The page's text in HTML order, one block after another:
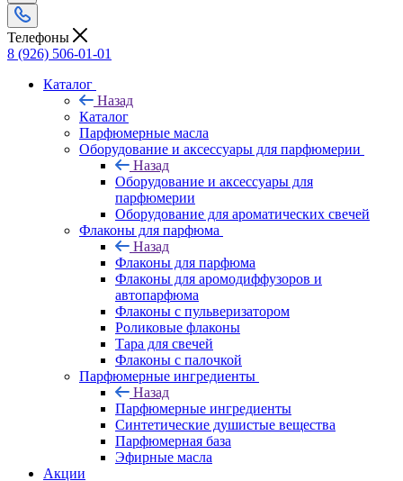
Телефоны
8 (926) 506-01-01
Каталог
Назад
Каталог
Парфюмерные масла
Оборудование и аксессуары для парфюмерии
Назад
Оборудование и аксессуары для
парфюмерии
Оборудование для ароматических свечей
Флаконы для парфюма
Назад
Флаконы для парфюма
Флаконы для аромодиффузоров и
автопарфюма
Флаконы с пульверизатором
Роликовые флаконы
Тара для свечей
Флаконы с палочкой
Парфюмерные ингредиенты
Назад
Парфюмерные ингредиенты
Синтетические душистые вещества
Парфюмерная база
Эфирные масла
Акции